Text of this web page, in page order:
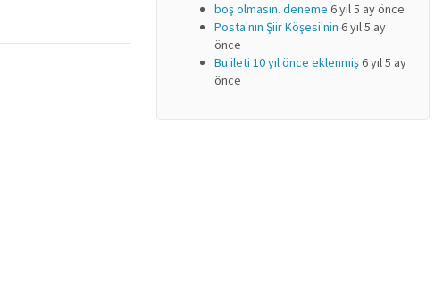
boş olmasın. deneme 6 yıl 5 ay önce
Posta'nın Şiir Köşesi'nin 6 yıl 5 ay
önce
Bu ileti 10 yıl önce eklenmiş6 yıl 5 ay
önce